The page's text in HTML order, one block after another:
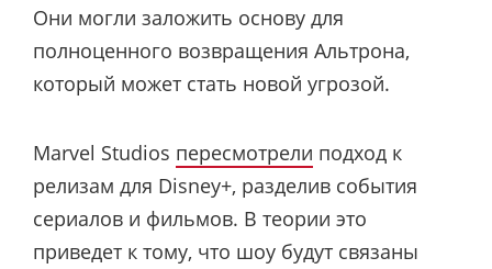
Они могли заложить основу для
полноценного возвращения Альтрона,
который может стать новой угрозой.
Marvel Studios пересмотрели подход к
релизам для Disney+, разделив события
сериалов и фильмов. В теории это
приведет к тому, что шоу будут связаны